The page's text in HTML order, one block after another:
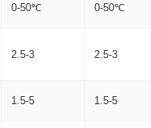
0-50℃ 0-50℃
2.5-3 2.5-3
1.5-5 1.5-5